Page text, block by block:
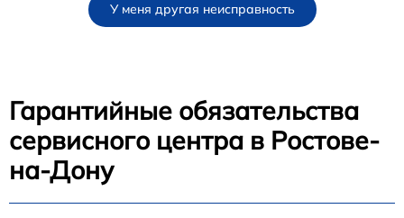
У меня другая неисправность
Гарантийные обязательства
сервисного центра в Ростове-
на-Дону